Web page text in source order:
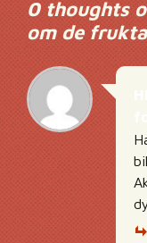
0 thoughts
om de